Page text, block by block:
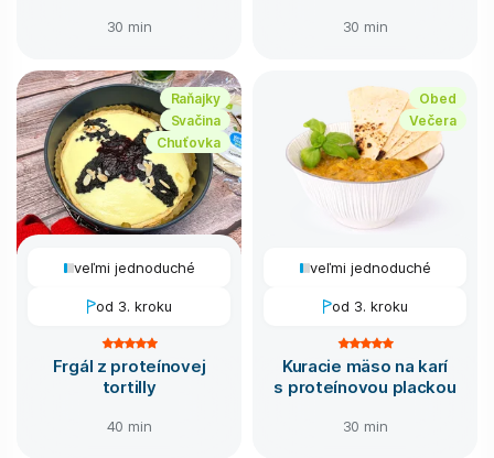
30 min 30 min
Raňajky
Svačina
Chuťovka
veľmi jednoduché
od 3. kroku
Frgál z proteínovej
tortilly
40 min
Obed
Večera
veľmi jednoduché
od 3. kroku
Kuracie mäso na karí
s proteínovou plackou
30 min